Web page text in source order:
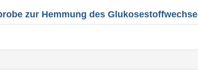
zur Hemmung des